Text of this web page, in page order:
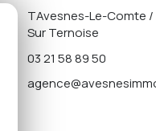
TAvesnes-Le-Comte /
Sur Ternoise
03 21 58 89 50